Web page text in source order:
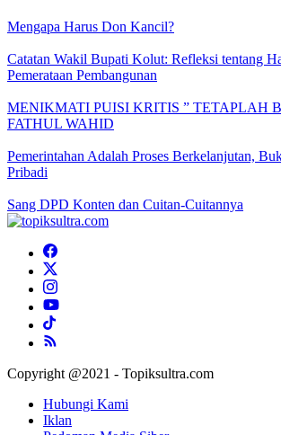
Mengapa Harus Don Kancil?
Catatan Wakil Bupati Kolut: Refleksi tentang
Pemerataan Pembangunan
MENIKMATI PUISI KRITIS ” TETAPLAH
FATHUL WAHID
Pemerintahan Adalah Proses Berkelanjutan,
Pribadi
Sang DPD Konten dan Cuitan-Cuitannya
Copyright @2021 - Topiksultra.com
Hubungi Kami
Iklan